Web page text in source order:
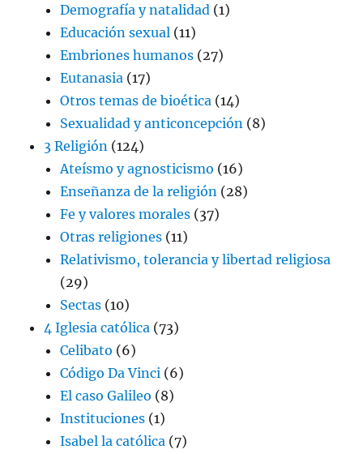
Demografía y natalidad (1)
Educación sexual (11)
Embriones humanos (27)
Eutanasia (17)
Otros temas de bioética (14)
Sexualidad y anticoncepción (8)
3 Religión (124)
Ateísmo y agnosticismo (16)
Enseñanza de la religión (28)
Fe y valores morales (37)
Otras religiones (11)
Relativismo, tolerancia y libertad religiosa
(29)
Sectas (10)
4 Iglesia católica (73)
Celibato (6)
Código Da Vinci (6)
El caso Galileo (8)
Instituciones (1)
Isabel la católica (7)